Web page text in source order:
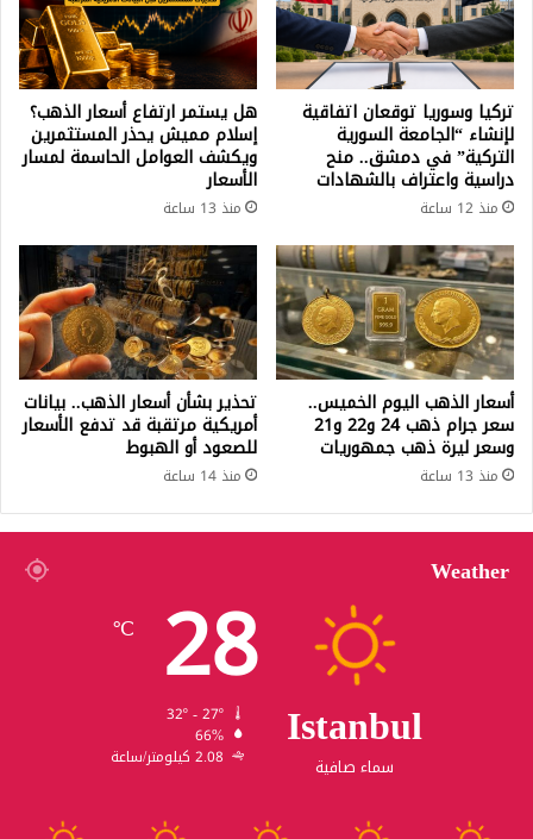
تركيا وسوريا توقعان اتفاقية
لإنشاء “الجامعة السورية
التركية” في دمشق.. منح
دراسية واعتراف بالشهادات
منذ 12 ساعة
هل يستمر ارتفاع أسعار الذهب؟
إسلام مميش يحذر المستثمرين
ويكشف العوامل الحاسمة لمسار
الأسعار
منذ 13 ساعة
أسعار الذهب اليوم الخميس..
سعر جرام ذهب 24 و22 و21
وسعر ليرة ذهب جمهوريات
منذ 13 ساعة
تحذير بشأن أسعار الذهب.. بيانات
أمريكية مرتقبة قد تدفع الأسعار
للصعود أو الهبوط
منذ 14 ساعة
Weather
Istanbul
سماء صافية
28
℃
66%
2.08 كيلومتر/ساعة